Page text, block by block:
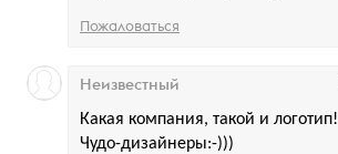
Пожаловаться
Какая компания, такой и логотип!
Чудо-дизайнеры:-)))
Неизвестный